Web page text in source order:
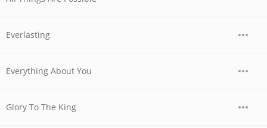
Everlasting
Everything About You
Glory To The King